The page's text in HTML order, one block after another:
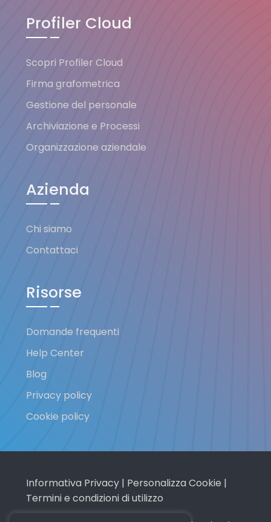
Profiler Cloud
Scopri Profiler Cloud
Firma grafometrica
Gestione del personale
Archiviazione e Processi
Organizzazione aziendale
Azienda
Chi siamo
Contattaci
Risorse
Domande frequenti
Help Center
Blog
Privacy policy
Cookie policy
Informativa Privacy| Personalizza Cookie |
Termini e condizioni di utilizzo